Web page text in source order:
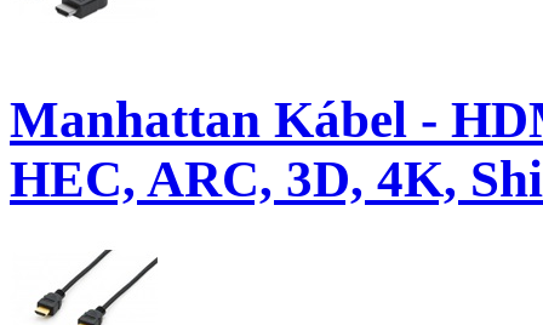
Manhattan Kábel -
HEC, ARC, 3D, 4K,